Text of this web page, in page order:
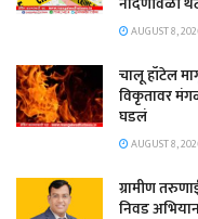
AUGUST 8,
चालू हॉटेल
विकृतावर
घडलं
AUGUST 8,
​ग्रामीण
निवड